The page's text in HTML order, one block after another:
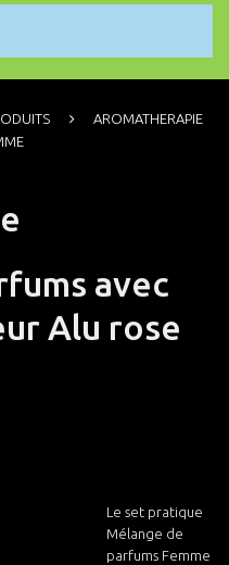
AROMATHERAPIE
avec
Alu rose
Le set pratique
Mélange de
parfums Femme